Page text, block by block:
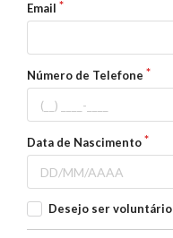
Email
Número de Telefone
Data de Nascimento
Desejo ser voluntário